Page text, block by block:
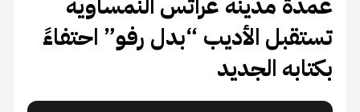
تستقبل الأديب “بدل رفو” احتفاءً
بكتابه الجديد